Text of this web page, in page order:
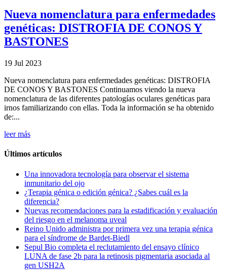
Nueva nomenclatura para enfermedades
genéticas: DISTROFIA DE CONOS Y
BASTONES
19 Jul 2023
Nueva nomenclatura para enfermedades genéticas: DISTROFIA
DE CONOS Y BASTONES Continuamos viendo la nueva
nomenclatura de las diferentes patologías oculares genéticas para
irnos familiarizando con ellas. Toda la información se ha obtenido
de:...
leer más
Últimos artículos
Una innovadora tecnología para observar el sistema
inmunitario del ojo
¿Terapia génica o edición génica? ¿Sabes cuál es la
diferencia?
Nuevas recomendaciones para la estadificación y evaluación
del riesgo en el melanoma uveal
Reino Unido administra por primera vez una terapia génica
para el síndrome de Bardet-Biedl
Sepul Bio completa el reclutamiento del ensayo clínico
LUNA de fase 2b para la retinosis pigmentaria asociada al
gen USH2A